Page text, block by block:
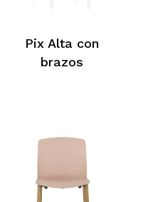
Pix Alta con
brazos